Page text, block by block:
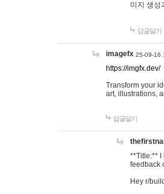
미지 생성
답글달기
imagefx 25-09-16
https://imgfx.dev/
Transform your
art, illustrations,
답글달기
**Title:** I
feedback
Hey r/